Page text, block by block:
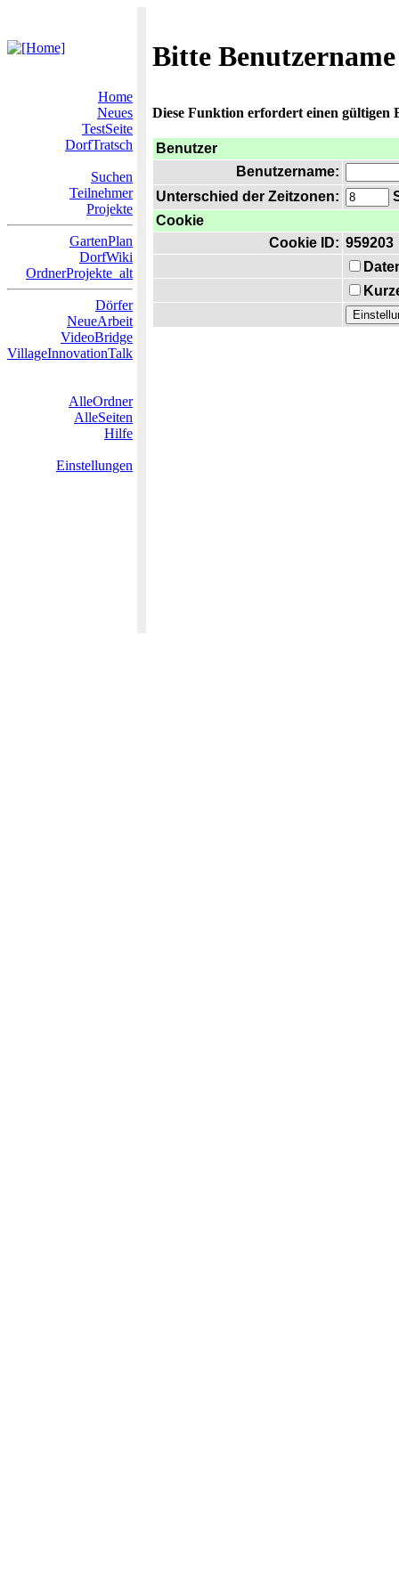
Bitte
Home
Neues
TestSeite
DorfTratsch
Suchen
Teilnehmer
Projekte
GartenPlan
DorfWiki
OrdnerProjekte_alt
Dörfer
NeueArbeit
VideoBridge
VillageInnovationTalk
AlleOrdner
AlleSeiten
Hilfe
Einstellungen
Diese Funktion erfordert einen gültigen
Benutzer
Benutzername:
Unterschied der Zeitzonen:
Cookie
Cookie ID: 959203